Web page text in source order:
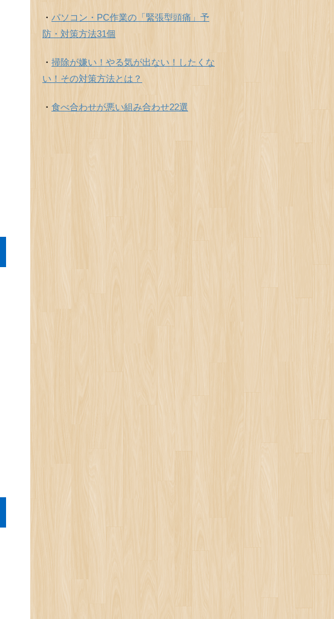
・ パソコン・PC作業の「緊張型頭痛」予
防・対策方法31個
・ 掃除が嫌い！やる気が出ない！したくな
い！その対策方法とは？
・ 食べ合わせが悪い組み合わせ22選